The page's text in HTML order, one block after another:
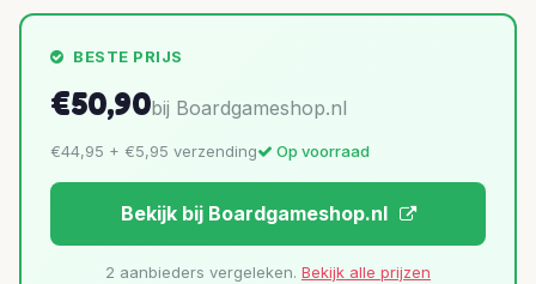
BESTE PRIJS
€50,90bij Boardgameshop.nl
€44,95 + €5,95 verzending Op voorraad
Bekijk bij Boardgameshop.nl
2 aanbieders vergeleken. Bekijk alle prijzen